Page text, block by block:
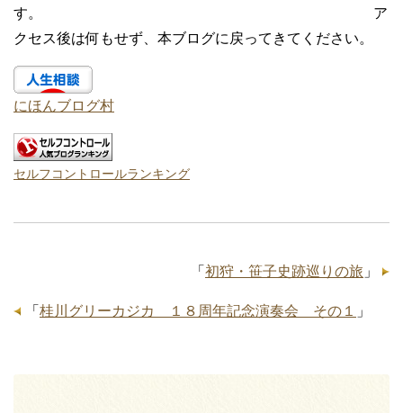
す。 ア
クセス後は何もせず、本ブログに戻ってきてください。
にほんブログ村
セルフコントロールランキング
「 初狩・笹子史跡巡りの旅 」
「 桂川グリーカジカ １８周年記念演奏会 その１ 」